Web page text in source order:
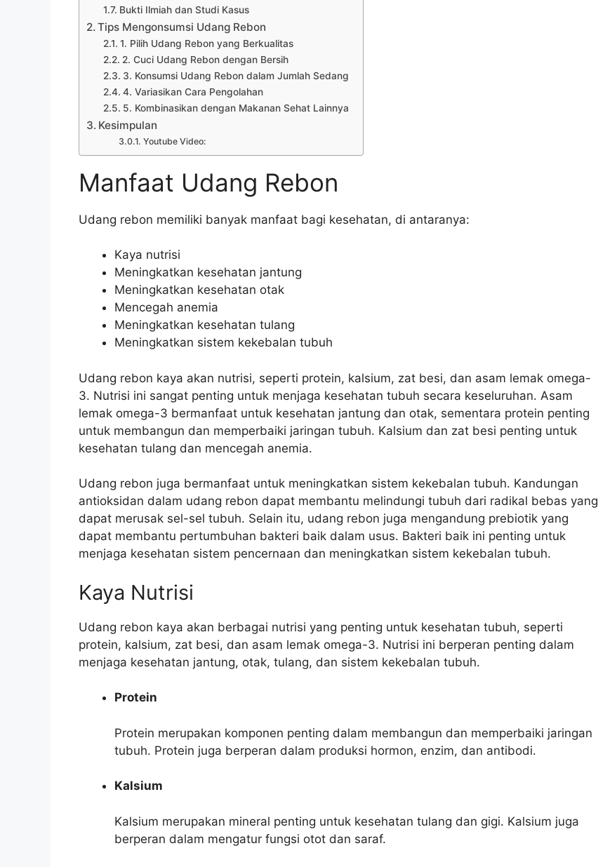
Bukti Ilmiah dan Studi Kasus
Tips Mengonsumsi Udang Rebon
1. Pilih Udang Rebon yang Berkualitas
2. Cuci Udang Rebon dengan Bersih
3. Konsumsi Udang Rebon dalam Jumlah Sedang
4. Variasikan Cara Pengolahan
5. Kombinasikan dengan Makanan Sehat Lainnya
Kesimpulan
Youtube Video:
Manfaat Udang Rebon
Udang rebon memiliki banyak manfaat bagi kesehatan, di antaranya:
Kaya nutrisi
Meningkatkan kesehatan jantung
Meningkatkan kesehatan otak
Mencegah anemia
Meningkatkan kesehatan tulang
Meningkatkan sistem kekebalan tubuh
Udang rebon kaya akan nutrisi, seperti protein, kalsium, zat besi, dan asam lemak omega-
3. Nutrisi ini sangat penting untuk menjaga kesehatan tubuh secara keseluruhan. Asam
lemak omega-3 bermanfaat untuk kesehatan jantung dan otak, sementara protein penting
untuk membangun dan memperbaiki jaringan tubuh. Kalsium dan zat besi penting untuk
kesehatan tulang dan mencegah anemia.
Udang rebon juga bermanfaat untuk meningkatkan sistem kekebalan tubuh. Kandungan
antioksidan dalam udang rebon dapat membantu melindungi tubuh dari radikal bebas yang
dapat merusak sel-sel tubuh. Selain itu, udang rebon juga mengandung prebiotik yang
dapat membantu pertumbuhan bakteri baik dalam usus. Bakteri baik ini penting untuk
menjaga kesehatan sistem pencernaan dan meningkatkan sistem kekebalan tubuh.
Kaya Nutrisi
Udang rebon kaya akan berbagai nutrisi yang penting untuk kesehatan tubuh, seperti
protein, kalsium, zat besi, dan asam lemak omega-3. Nutrisi ini berperan penting dalam
menjaga kesehatan jantung, otak, tulang, dan sistem kekebalan tubuh.
Protein
Protein merupakan komponen penting dalam membangun dan memperbaiki jaringan
tubuh. Protein juga berperan dalam produksi hormon, enzim, dan antibodi.
Kalsium
Kalsium merupakan mineral penting untuk kesehatan tulang dan gigi. Kalsium juga
berperan dalam mengatur fungsi otot dan saraf.